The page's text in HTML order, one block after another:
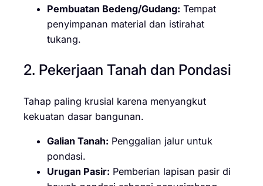
Pembuatan Bedeng/Gudang: Tempat
penyimpanan material dan istirahat
tukang.
2. Pekerjaan Tanah dan Pondasi
Tahap paling krusial karena menyangkut
kekuatan dasar bangunan.
Galian Tanah: Penggalian jalur untuk
pondasi.
Urugan Pasir: Pemberian lapisan pasir di